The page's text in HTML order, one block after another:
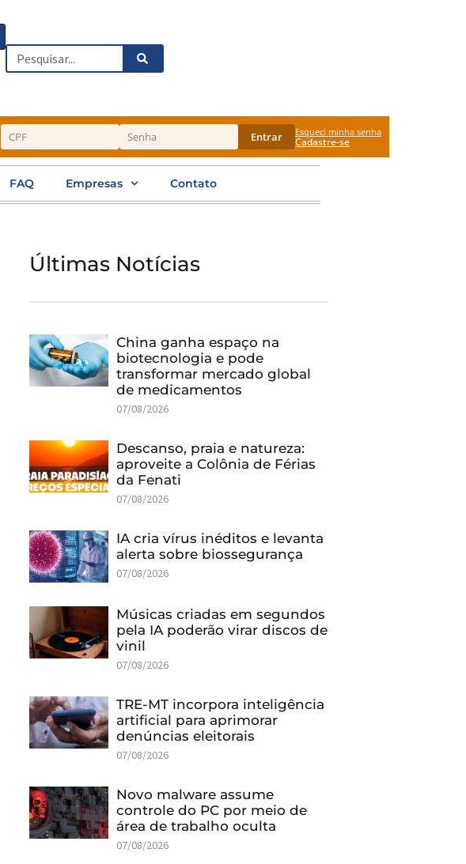
Search
Entrar Esqueci minha senha
Cadastre-se
FAQ Empresas Contato
Últimas Notícias
China ganha espaço na
biotecnologia e pode
transformar mercado global
de medicamentos
07/08/2026
Descanso, praia e natureza:
aproveite a Colônia de Férias
da Fenati
07/08/2026
IA cria vírus inéditos e levanta
alerta sobre biossegurança
07/08/2026
Músicas criadas em segundos
pela IA poderão virar discos de
vinil
07/08/2026
TRE-MT incorpora inteligência
artificial para aprimorar
denúncias eleitorais
07/08/2026
Novo malware assume
controle do PC por meio de
área de trabalho oculta
07/08/2026